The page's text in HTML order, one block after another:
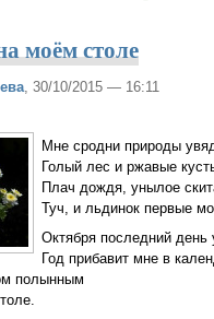
моём столе
, 30/10/2015 — 16:11
Мне сродни природы
Голый лес и ржавые
Плач дождя, унылое
Туч, и льдинок первые
Октября последний
Год прибавит мне в
полынным